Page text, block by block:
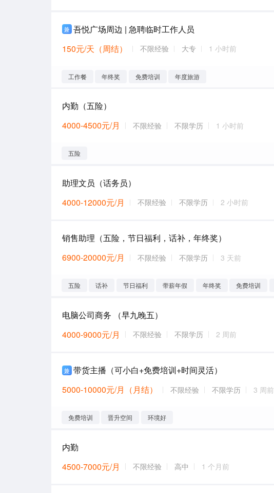
兼 吾悦广场周边 | 急聘临时工作人员
150元/天（周结）
不限经验 大专 1 小时前
工作餐 年终奖 免费培训 年度旅游
内勤（五险）
4000-4500元/月
不限经验 不限学历 1 小时前
五险
助理文员（话务员）
4000-12000元/月
不限经验 不限学历 2 小时前
销售助理（五险，节日福利，话补，年终奖）
6900-20000元/月
不限经验 不限学历 3 天前
五险 话补 节日福利 带薪年假 年终奖 免费培训
电脑公司商务 （早九晚五）
4000-9000元/月
不限经验 不限学历 2 周前
兼 带货主播（可小白+免费培训+时间灵活）
5000-10000元/月（月结）
不限经验 不限学历 3 周前
免费培训 晋升空间 环境好
内勤
4500-7000元/月
不限经验 高中 1 个月前